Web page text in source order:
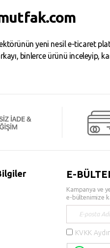
yeni nesil e-ticaret
binlerce ürünü inceleyip,
E-
Kampanya ve
e-bültenimize
KVKK